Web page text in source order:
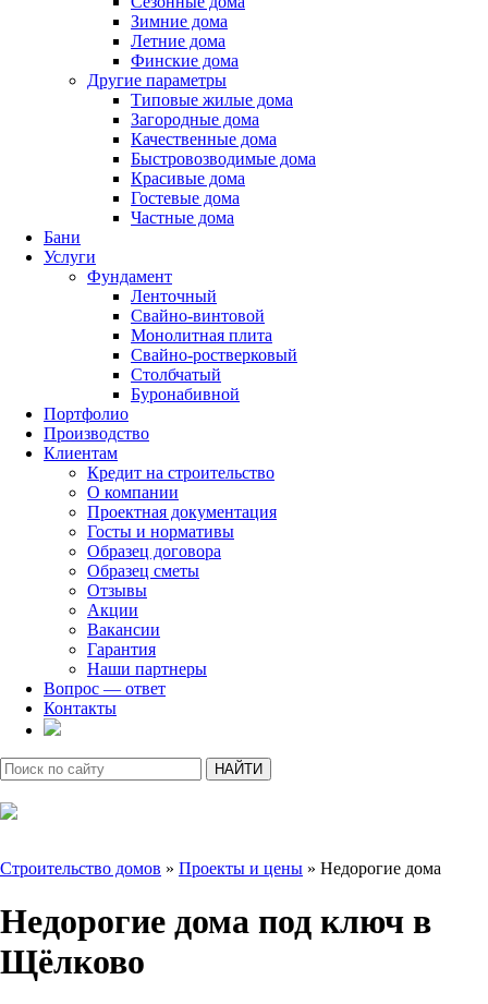
Зимние дома
Летние дома
Финские дома
Другие параметры
Типовые жилые дома
Загородные дома
Качественные дома
Быстровозводимые дома
Красивые дома
Гостевые дома
Частные дома
Бани
Услуги
Фундамент
Ленточный
Свайно-винтовой
Монолитная плита
Свайно-ростверковый
Столбчатый
Буронабивной
Портфолио
Производство
Клиентам
Кредит на строительство
О компании
Проектная документация
Госты и нормативы
Образец договора
Образец сметы
Отзывы
Акции
Вакансии
Гарантия
Наши партнеры
Вопрос — ответ
Контакты
Строительство домов » Проекты и цены » Недорогие дома
Недорогие дома под ключ в
Щёлково